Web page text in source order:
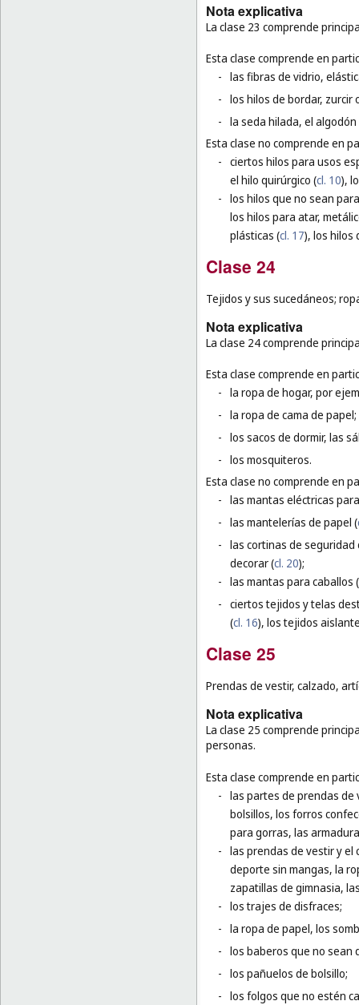
Nota explicativa
La clase 23 comprende
Esta clase comprende en
- las fibras de vidrio,
- los hilos de bordar, zurcir
- la seda hilada, el
Esta clase no comprende en
- ciertos hilos para usos
el hilo quirúrgico (cl. 10),
- los hilos que no sean
los hilos para atar,
plásticas (cl. 17), los hilos
Clase 24
Tejidos y sus sucedáneos;
Nota explicativa
La clase 24 comprende
Esta clase comprende en
- la ropa de hogar, por
- la ropa de cama de papel;
- los sacos de dormir, las
- los mosquiteros.
Esta clase no comprende en
- las mantas eléctricas
- las mantelerías de papel (
- las cortinas de seguridad
decorar (cl. 20);
- las mantas para caballos (
- ciertos tejidos y telas
(cl. 16), los tejidos
Clase 25
Prendas de vestir, calzado,
Nota explicativa
La clase 25 comprende
personas.
Esta clase comprende en
- las partes de prendas de
bolsillos, los forros
para gorras, las
- las prendas de vestir y el
deporte sin mangas, la
zapatillas de gimnasia,
- los trajes de disfraces;
- la ropa de papel, los
- los baberos que no sean
- los pañuelos de bolsillo;
- los folgos que no estén